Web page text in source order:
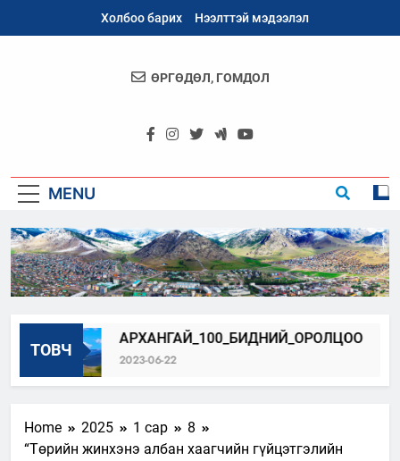
Холбоо барих Нээлттэй мэдээлэл
Архангай
ӨРГӨДӨЛ, ГОМДОЛ
MENU
ТОВЧ
АРХАНГАЙ_100_БИДНИЙ_ОРОЛЦОО
2023-06-22
Home 2025 1 сар
8
“Төрийн жинхэнэ албан хаагчийн гүйцэтгэлийн